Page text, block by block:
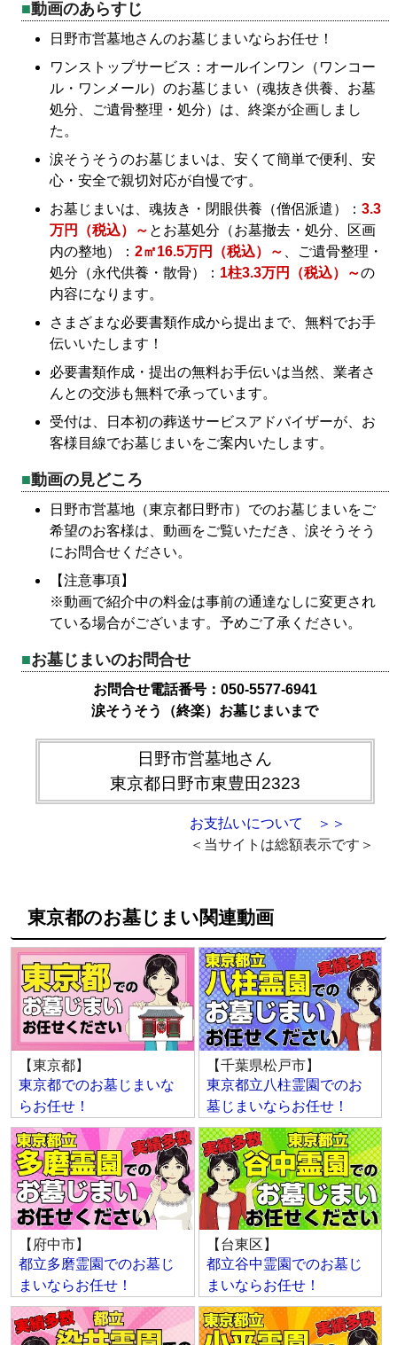
動画のあらすじ
日野市営墓地さんのお墓じまいならお任せ！
ワンストップサービス：オールインワン（ワンコー
ル・ワンメール）のお墓じまい（魂抜き供養、お墓
処分、ご遺骨整理・処分）は、終楽が企画しまし
た。
涙そうそうのお墓じまいは、安くて簡単で便利、安
心・安全で親切対応が自慢です。
お墓じまいは、魂抜き・閉眼供養（僧侶派遣）：3.3
万円（税込）～ とお墓処分（お墓撤去・処分、区画
内の整地）：2㎡16.5万円（税込）～
、ご遺骨整理・
処分（永代供養・散骨）： 1柱3.3万円（税込）～の
内容になります。
さまざまな必要書類作成から提出まで、無料でお手
伝いいたします！
必要書類作成・提出の無料お手伝いは当然、業者さ
んとの交渉も無料で承っています。
受付は、日本初の葬送サービスアドバイザーが、お
客様目線でお墓じまいをご案内いたします。
動画の見どころ
日野市営墓地（東京都日野市）でのお墓じまいをご
希望のお客様は、動画をご覧いただき、涙そうそう
にお問合せください。
【注意事項】
※動画で紹介中の料金は事前の通達なしに変更され
ている場合がございます。予めご了承ください。
お墓じまいのお問合せ
お問合せ電話番号：050-5577-6941
涙そうそう（終楽）お墓じまいまで
日野市営墓地さん
東京都日野市東豊田2323
お支払いについて ＞＞
＜当サイトは総額表示です＞
東京都のお墓じまい関連動画
【東京都】
東京都でのお墓じまいな
らお任せ！
【千葉県松戸市】
東京都立八柱霊園でのお
墓じまいならお任せ！
【府中市】
都立多磨霊園でのお墓じ
まいならお任せ！
【台東区】
都立谷中霊園でのお墓じ
まいならお任せ！